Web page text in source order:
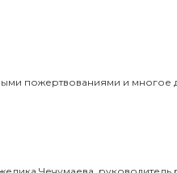
пожертвованиями и многое